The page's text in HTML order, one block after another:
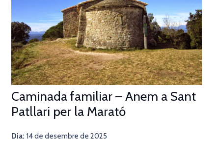
Caminada familiar – Anem a Sant
Patllari per la Marató
Dia: 14de desembre de 2025